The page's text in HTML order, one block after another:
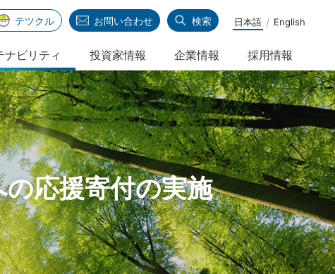
応援寄付の実施
日本語 English
テツクル お問い合わせ 検索
海外鉄鋼事業
その他周辺事業
共英製鋼の価値創造
ナビリティ
業績・財務
株式情報
個人投資家の皆様へ
IRメール配信サービス
投資家情報
経営理念と行動指針
組織図
本社・事業所案内
各種資料ダウンロード
企業情報 採用情報